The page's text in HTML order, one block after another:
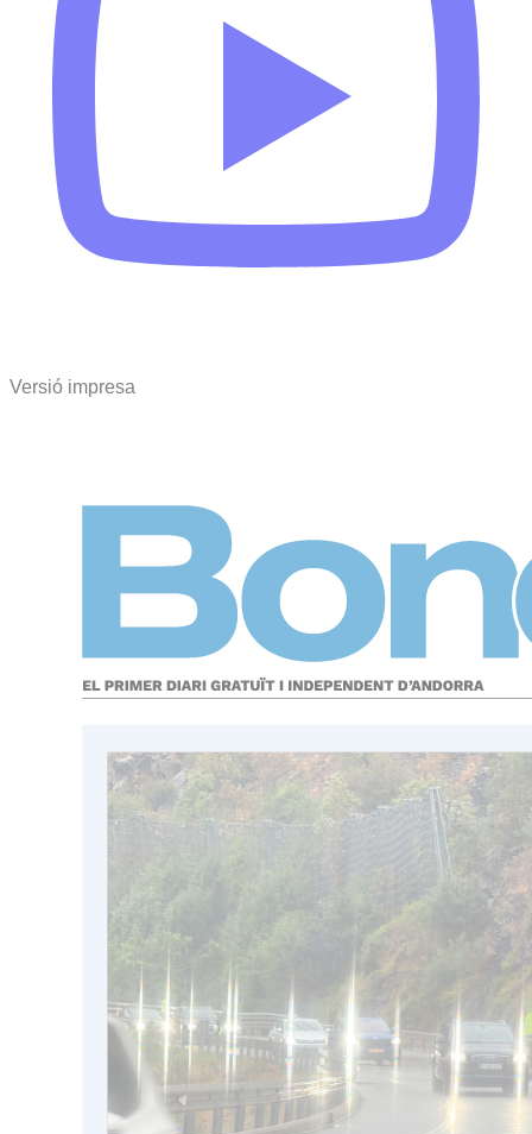
Versió impresa